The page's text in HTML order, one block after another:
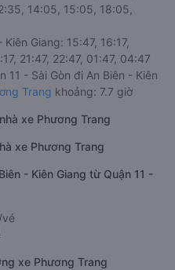
14:05, 15:05, 18:05,
Giang: 15:47, 16:17,
21:47, 22:47, 01:47, 04:47
11 - Sài Gòn đi An Biên - Kiên
Trang khoảng: 7.7 giờ
xe Phương Trang
xe Phương Trang
- Kiên Giang từ Quận 11 -
xe Phương Trang